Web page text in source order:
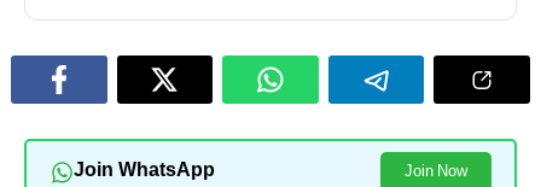
Join WhatsApp Join Now